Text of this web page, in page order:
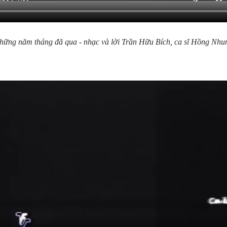
năm tháng đã qua - nhạc và lời Trần Hữu Bích, ca sĩ Hồng